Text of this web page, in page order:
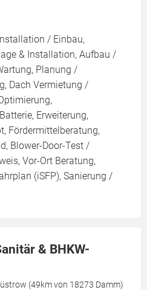
/ Einbau,
& Installation, Aufbau /
Planung /
Dach Vermietung /
Erweiterung,
Fördermittelberatung,
Blower-Door-Test /
Vor-Ort Beratung,
(iSFP), Sanierung /
& BHKW-
(49km von 18273 Damm)